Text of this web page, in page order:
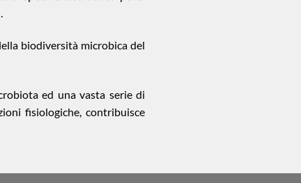
biodiversità microbica del
ed una vasta serie di
fisiologiche, contribuisce